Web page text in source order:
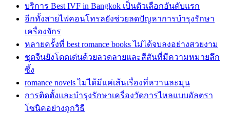
บริการ Best IVF in Bangkok เป็นตัวเลือกอันดับแรก
อีกทั้งสายไฟคอนโทรลยังช่วยลดปัญหาการบำรุงรักษา
เครื่องจักร
หลายครั้งที่ best romance books ไม่ได้จบลงอย่างสวยงาม
ชุดจีนยังโดดเด่นด้วยลวดลายและสีสันที่มีความหมายลึก
ซึ้ง
romance novels ไม่ได้มีแค่เส้นเรื่องที่หวานละมุน
การติดตั้งและบำรุงรักษาเครื่องวัดการไหลแบบอัลตรา
โซนิคอย่างถูกวิธี